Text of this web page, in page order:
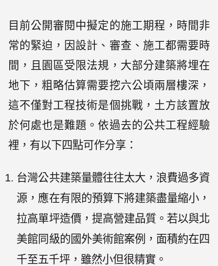
目前公開審閱中擬定的施工期程，時間非
常的緊迫，因設計、審查、施工都需要時
間，且園區受限法規，大部分建築將埋在
地下，粗略估算需要挖六公頃兩層樓深，
這不僅對工程技術是個挑戰，土方該置放
於何處也是難題。依過去的公共工程經驗
裡，有以下四點可作分享：
台灣公共建築量體往往太大，浪費過多資
源，應在有限的預算下將建築盡量縮小，
拉高單坪造價，提高營建品質。若以與北
美館同級的國外美術館案例，面積約在四
千至五千坪，雖然小但很精實。